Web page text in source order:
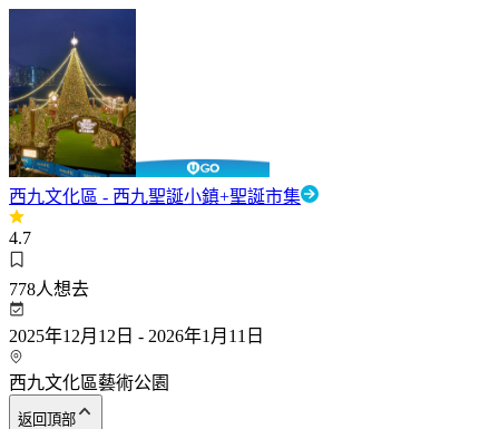
西九文化區 - 西九聖誕小鎮+聖誕市集
4.7
778人想去
2025年12月12日 - 2026年1月11日
西九文化區藝術公園
返回頂部